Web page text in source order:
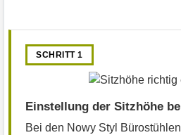
SCHRITT 1
Einstellung der Sitzhöhe
Bei den Nowy Styl